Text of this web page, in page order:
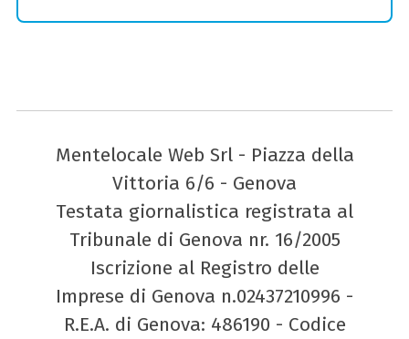
Mentelocale Web Srl - Piazza della
Vittoria 6/6 - Genova
Testata giornalistica registrata al
Tribunale di Genova nr. 16/2005
Iscrizione al Registro delle
Imprese di Genova n.02437210996 -
R.E.A. di Genova: 486190 - Codice